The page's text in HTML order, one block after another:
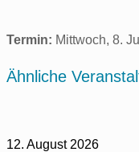
Termin: Mittwoch, 8.
Ähnliche
12. August 2026